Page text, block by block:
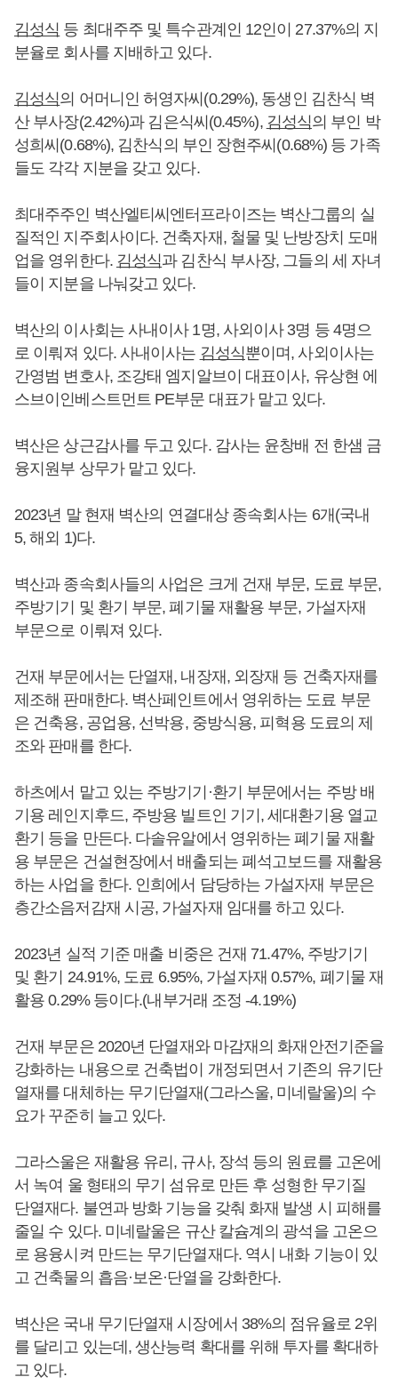
김성식 등 최대주주 및 특수관계인 12인이 27.37%의 지
분율로 회사를 지배하고 있다.
김성식의 어머니인 허영자씨(0.29%), 동생인 김찬식 벽
산 부사장(2.42%)과 김은식씨(0.45%), 김성식의 부인 박
성희씨(0.68%), 김찬식의 부인 장현주씨(0.68%) 등 가족
들도 각각 지분을 갖고 있다.
최대주주인 벽산엘티씨엔터프라이즈는 벽산그룹의 실
질적인 지주회사이다. 건축자재, 철물 및 난방장치 도매
업을 영위한다. 김성식과 김찬식 부사장, 그들의 세 자녀
들이 지분을 나눠갖고 있다.
벽산의 이사회는 사내이사 1명, 사외이사 3명 등 4명으
로 이뤄져 있다. 사내이사는 김성식뿐이며, 사외이사는
간영범 변호사, 조강태 엠지알브이 대표이사, 유상현 에
스브이인베스트먼트 PE부문 대표가 맡고 있다.
벽산은 상근감사를 두고 있다. 감사는 윤창배 전 한샘 금
융지원부 상무가 맡고 있다.
2023년 말 현재 벽산의 연결대상 종속회사는 6개(국내
5, 해외 1)다.
벽산과 종속회사들의 사업은 크게 건재 부문, 도료 부문,
주방기기 및 환기 부문, 폐기물 재활용 부문, 가설자재
부문으로 이뤄져 있다.
건재 부문에서는 단열재, 내장재, 외장재 등 건축자재를
제조해 판매한다. 벽산페인트에서 영위하는 도료 부문
은 건축용, 공업용, 선박용, 중방식용, 피혁용 도료의 제
조와 판매를 한다.
하츠에서 맡고 있는 주방기기·환기 부문에서는 주방 배
기용 레인지후드, 주방용 빌트인 기기, 세대환기용 열교
환기 등을 만든다. 다솔유알에서 영위하는 폐기물 재활
용 부문은 건설현장에서 배출되는 폐석고보드를 재활용
하는 사업을 한다. 인희에서 담당하는 가설자재 부문은
층간소음저감재 시공, 가설자재 임대를 하고 있다.
2023년 실적 기준 매출 비중은 건재 71.47%, 주방기기
및 환기 24.91%, 도료 6.95%, 가설자재 0.57%, 폐기물 재
활용 0.29% 등이다.(내부거래 조정 -4.19%)
건재 부문은 2020년 단열재와 마감재의 화재안전기준을
강화하는 내용으로 건축법이 개정되면서 기존의 유기단
열재를 대체하는 무기단열재(그라스울, 미네랄울)의 수
요가 꾸준히 늘고 있다.
그라스울은 재활용 유리, 규사, 장석 등의 원료를 고온에
서 녹여 울 형태의 무기 섬유로 만든 후 성형한 무기질
단열재다. 불연과 방화 기능을 갖춰 화재 발생 시 피해를
줄일 수 있다. 미네랄울은 규산 칼슘계의 광석을 고온으
로 용융시켜 만드는 무기단열재다. 역시 내화 기능이 있
고 건축물의 흡음·보온·단열을 강화한다.
벽산은 국내 무기단열재 시장에서 38%의 점유율로 2위
를 달리고 있는데, 생산능력 확대를 위해 투자를 확대하
고 있다.